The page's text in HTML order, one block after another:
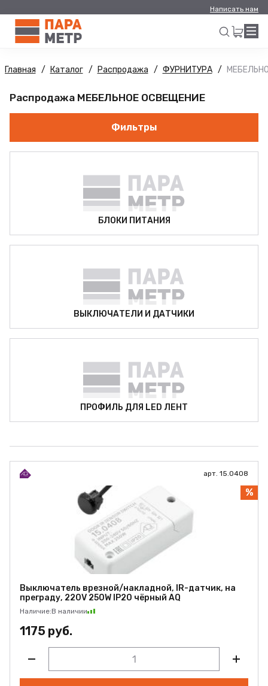
Написать нам
Искать
Главная Каталог Распродажа ФУРНИТУРА
Распродажа МЕБЕЛЬНОЕ ОСВЕЩЕНИЕ
Фильтры
БЛОКИ ПИТАНИЯ
ВЫКЛЮЧАТЕЛИ И ДАТЧИКИ
ПРОФИЛЬ ДЛЯ LED ЛЕНТ
арт. 15.0408
%
Выключатель врезной/накладной, IR-датчик, на
преграду, 220V 250W IP20 чёрный AQ
Наличие:В наличии
1175 руб.